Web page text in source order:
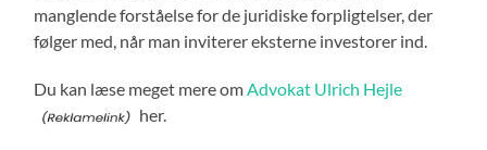
manglende forståelse for de juridiske forpligtelser, der
følger med, når man inviterer eksterne investorer ind.
Du kan læse meget mere om Advokat Ulrich Hejle
her.